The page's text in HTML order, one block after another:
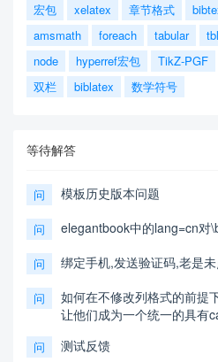
宏包
xelatex 章节格式
amsmath
foreach tabular
node
hyperref宏包 TikZ-PGF
双栏
biblatex 数学符号
等待解答
问 模板历史版本问题
问 elegantbook中的lang=cn对
问 绑定手机,发送验证码,老是
问
如何在不修改列格式的前提
让他们成为一个统一的具有
问 测试反馈